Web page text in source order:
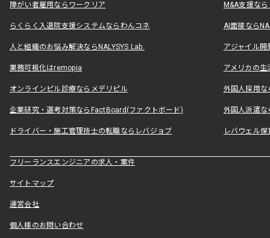
障がい者雇用ならワークリア M&A支援な
らくらく入退院支援システムならわんコネ AI面接なら
人と組織のお悩み解決ならNALYSYS Lab. アジャイル
業務可視化はremopia アメリカの
オンラインピル診療ならメデリピル 外国人採用
企業研究・選考対策ならFactBoard(ファクトボード) 外国人派遣な
ドライバー・施工管理技士の転職ならレバジョブ レバウェル
フリーランスエンジニアの求人・案件
サイトマップ
運営会社
個人様のお問い合わせ